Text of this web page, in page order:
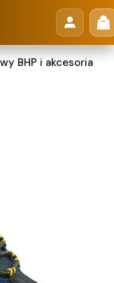
BHP i akcesoria